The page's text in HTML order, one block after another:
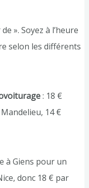
». Soyez à l’heure
selon les différents
: 18 €
14 €
à Giens pour un
donc 18 € par